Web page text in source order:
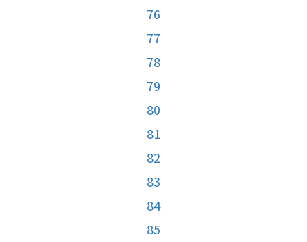
76
77
78
79
80
81
82
83
84
85